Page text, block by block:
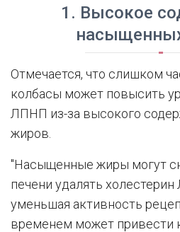
1. Высокое
Отмечается, что слишком
колбасы может повысить
ЛПНП из-за высокого
жиров.
"Насыщенные жиры могут
печени удалять
уменьшая активность
временем может привести